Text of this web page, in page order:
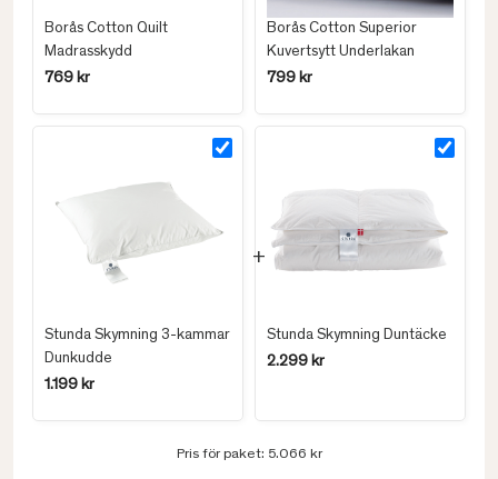
Borås Cotton Quilt
Madrasskydd
769 kr
Borås Cotton Superior
Kuvertsytt Underlakan
799 kr
Stunda Skymning 3-kammar
Dunkudde
1.199 kr
Stunda Skymning Duntäcke
2.299 kr
Pris för paket: 5.066 kr